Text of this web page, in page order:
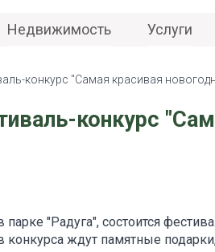
Недвижимость Услуги
конкурс "Самая красивая
конкурс
"Радуга", состоится
конкурса ждут памятные